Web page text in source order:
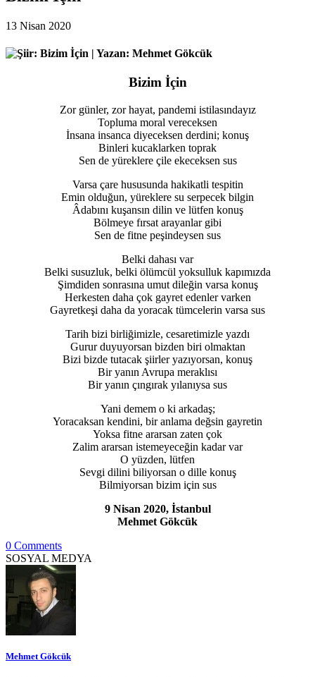
13 Nisan 2020
Bizim İçin
Zor günler, zor hayat, pandemi istilasındayız
Topluma moral vereceksen
İnsana insanca diyeceksen derdini; konuş
Binleri kucaklarken toprak
Sen de yüreklere çile ekeceksen sus
Varsa çare hususunda hakikatli tespitin
Emin olduğun, yüreklere su serpecek bilgin
Âdabını kuşansın dilin ve lütfen konuş
Bölmeye fırsat arayanlar gibi
Sen de fitne peşindeysen sus
Belki dahası var
Belki susuzluk, belki ölümcül yoksulluk kapımızda
Şimdiden sonrasına umut dileğin varsa konuş
Herkesten daha çok gayret edenler varken
Gayretkeşi daha da yoracak tümcelerin varsa sus
Tarih bizi birliğimizle, cesaretimizle yazdı
Gurur duyuyorsan bizden biri olmaktan
Bizi bizde tutacak şiirler yazıyorsan, konuş
Bir yanın Avrupa meraklısı
Bir yanın çıngırak yılanıysa sus
Yani demem o ki arkadaş;
Yoracaksan kendini, bir anlama değsin gayretin
Yoksa fitne ararsan zaten çok
Zalim ararsan istemeyeceğin kadar var
O yüzden, lütfen
Sevgi dilini biliyorsan o dille konuş
Bilmiyorsan bizim için sus
9 Nisan 2020, İstanbul
Mehmet Gökcük
0 Comments
SOSYAL MEDYA
Mehmet Gökcük